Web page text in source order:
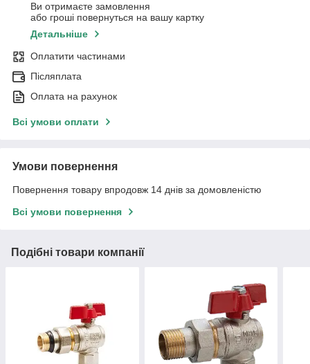
Ви отримаєте замовлення
або гроші повернуться на вашу картку
Детальніше
Оплатити частинами
Післяплата
Оплата на рахунок
Всі умови оплати
Умови повернення
Повернення товару впродовж 14 днів за домовленістю
Всі умови повернення
Подібні товари компанії